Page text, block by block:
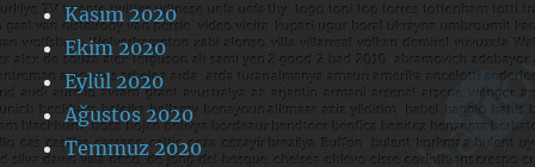
Kasım 2020
Ekim 2020
Eylül 2020
Ağustos 2020
Temmuz 2020